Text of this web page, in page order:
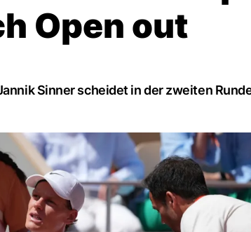
Open out
Sinner scheidet in der zweiten